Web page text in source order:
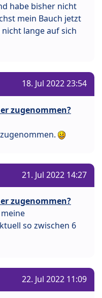
habe bisher nicht
mein Bauch jetzt
lange auf sich
18. Jul 2022 23:54
zugenommen?
21. Jul 2022 14:27
zugenommen?
so zwischen 6
22. Jul 2022 11:09